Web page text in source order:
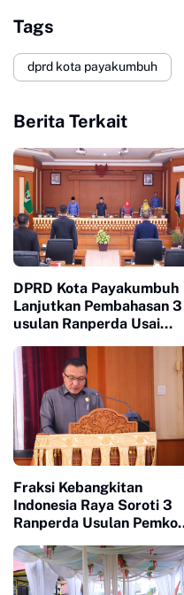
Tags
dprd kota payakumbuh
Berita Terkait
DPRD Kota Payakumbuh
Lanjutkan Pembahasan 3
usulan Ranperda Usai
Walikota Atas Pandangan
Fraksi fraksi
Fraksi Kebangkitan
Indonesia Raya Soroti 3
Ranperda Usulan Pemko